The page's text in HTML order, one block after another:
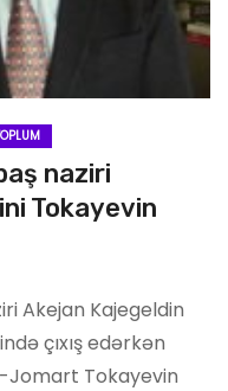
naziri
Tokayevin
Akejan Kajegeldin
çıxış edərkən
Jomart Tokayevin